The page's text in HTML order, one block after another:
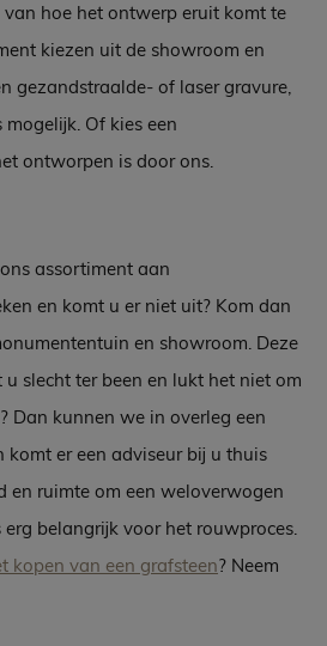
van hoe het ontwerp eruit komt te
kiezen uit de showroom en
gezandstraalde- of laser gravure,
Of kies een
ontworpen is door ons.
assortiment aan
en komt u er niet uit? Kom dan
en showroom. Deze
u slecht ter been en lukt het niet om
Dan kunnen we in overleg een
komt er een adviseur bij u thuis
en ruimte om een weloverwogen
erg belangrijk voor het rouwproces.
kopen van een grafsteen? Neem